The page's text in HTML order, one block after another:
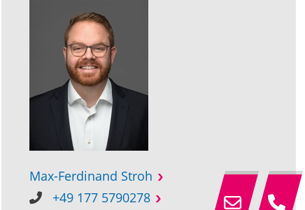
Max-Ferdinand Stroh
+49 177 5790278